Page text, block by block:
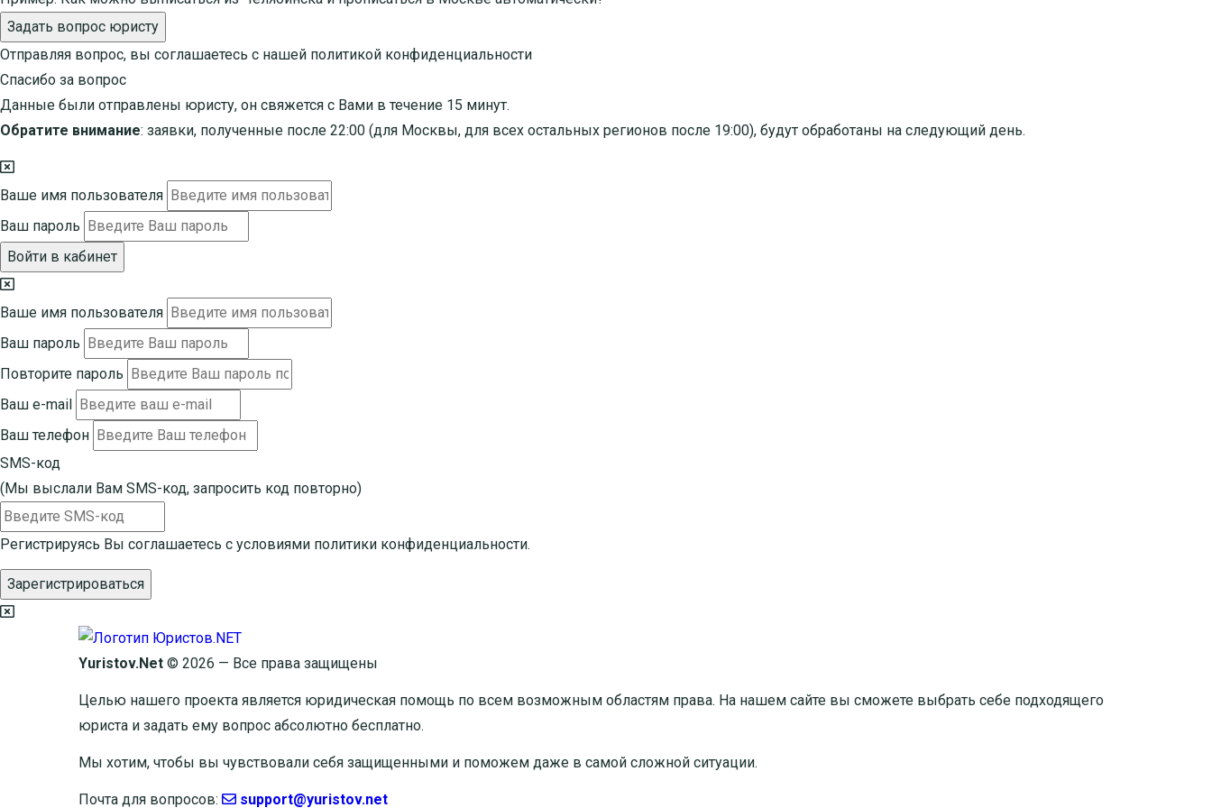
Задать вопрос юристу
Отправляя вопрос, вы соглашаетесь с нашей политикой конфиденциальности
Спасибо за вопрос
Данные были отправлены юристу, он свяжется с Вами в течение 15 минут.
Обратите внимание: заявки, полученные после 22:00 (для Москвы, для всех остальных регионов после 19:00), будут обработаны на следующий день.
Ваше имя пользователя
Ваш пароль
Войти в кабинет
Ваше имя пользователя
Ваш пароль
Повторите пароль
Ваш e-mail
Ваш телефон
SMS-код
(Мы выслали Вам SMS-код, запросить код повторно)
Регистрируясь Вы соглашаетесь с условиями политики конфиденциальности.
Зарегистрироваться
Yuristov.Net © 2026 — Все права защищены
Целью нашего проекта является юридическая помощь по всем возможным областям права. На нашем сайте вы сможете выбрать себе подходящего
юриста и задать ему вопрос абсолютно бесплатно.
Мы хотим, чтобы вы чувствовали себя защищенными и поможем даже в самой сложной ситуации.
Почта для вопросов: support@yuristov.net